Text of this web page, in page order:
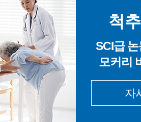
척
SCI급
모커리
자